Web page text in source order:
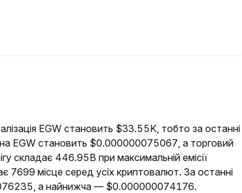
EGW становить $33.55K, тобто за останні
EGW становить $0.000000075067, а торговий
складає 446.95B при максимальній емісії
7699 місце серед усіх криптовалют. За останні
а найнижча — $0.000000074176.